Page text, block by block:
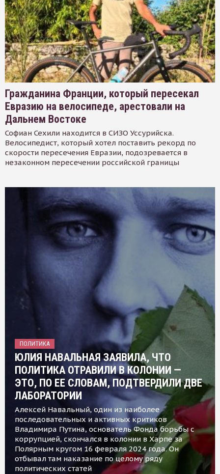
Гражданина Франции, который пересекал
Евразию на велосипеде, арестовали на
Дальнем Востоке
Софиан Сехили находится в СИЗО Уссурийска.
Велосипедист, который хотел поставить рекорд по
скорости пересечения Евразии, подозревается в
незаконном пересечении российской границы
ПОЛИТИКА
ЮЛИЯ НАВАЛЬНАЯ ЗАЯВИЛА, ЧТО
ПОЛИТИКА ОТРАВИЛИ В КОЛОНИИ —
ЭТО, ПО ЕЕ СЛОВАМ, ПОДТВЕРДИЛИ ДВЕ
ЛАБОРАТОРИИ
Алексей Навальный, один из наиболее
последовательных и активных критиков
Владимира Путина, основатель Фонда борьбы с
коррупцией, скончался в колонии в Харпе за
Полярным кругом 16 февраля 2024 года. Он
отбывал там наказание по целому ряду
политических статей